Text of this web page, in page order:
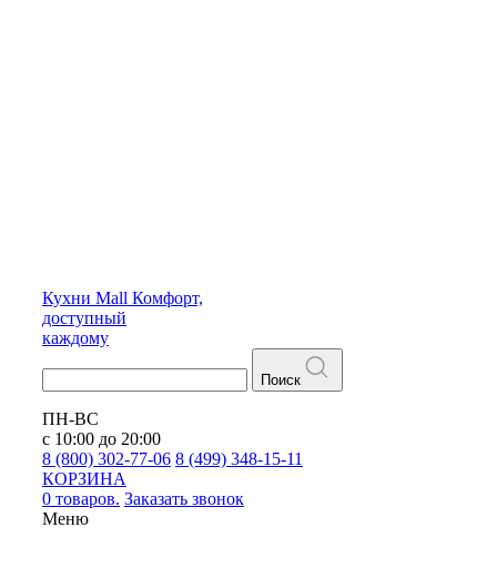
Кухни Mall Комфорт,
доступный
каждому
Поиск
ПН-ВС
с 10:00 до 20:00
8 (800) 302-77-06 8 (499) 348-15-11
КОРЗИНА
0 товаров. Заказать звонок
Меню